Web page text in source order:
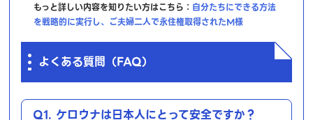
もっと詳しい内容を知りたい方はこちら： 自分たちにできる方法
を戦略的に実行し、ご夫婦二人で永住権取得されたM様
よくある質問（FAQ）
Q1. ケロウナは日本人にとって安全ですか？